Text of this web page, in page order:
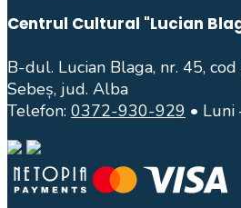
Centrul Cultural "Lucian
B-dul. Lucian Blaga, nr. 45,
Sebeș, jud. Alba
Telefon: 0372-930-929 • Luni